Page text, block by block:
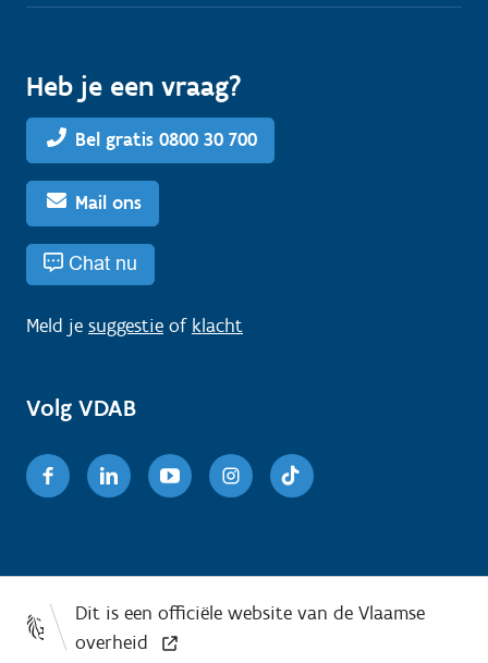
Heb je een vraag?
Bel gratis 0800 30 700
Mail ons
Chat nu
Meld je suggestie of klacht
Volg VDAB
FacebookLinkedinYoutubeInstagram